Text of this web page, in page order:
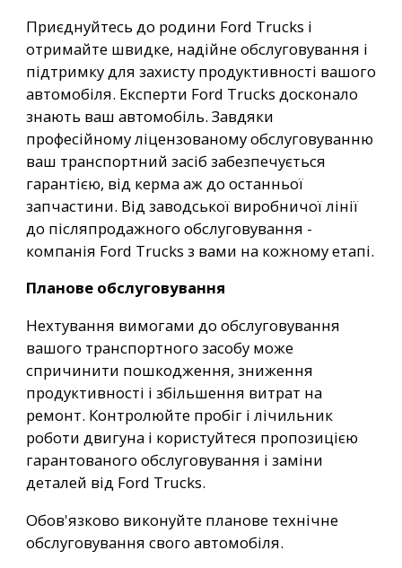
Приєднуйтесь до родини Ford Trucks і
отримайте швидке, надійне обслуговування і
підтримку для захисту продуктивності вашого
автомобіля. Експерти Ford Trucks досконало
знають ваш автомобіль. Завдяки
професійному ліцензованому обслуговуванню
ваш транспортний засіб забезпечується
гарантією, від керма аж до останньої
запчастини. Від заводської виробничої лінії
до післяпродажного обслуговування -
компанія Ford Trucks з вами на кожному етапі.
Планове обслуговування
Нехтування вимогами до обслуговування
вашого транспортного засобу може
спричинити пошкодження, зниження
продуктивності і збільшення витрат на
ремонт. Контролюйте пробіг і лічильник
роботи двигуна і користуйтеся пропозицією
гарантованого обслуговування і заміни
деталей від Ford Trucks.
Обов'язково виконуйте планове технічне
обслуговування свого автомобіля.